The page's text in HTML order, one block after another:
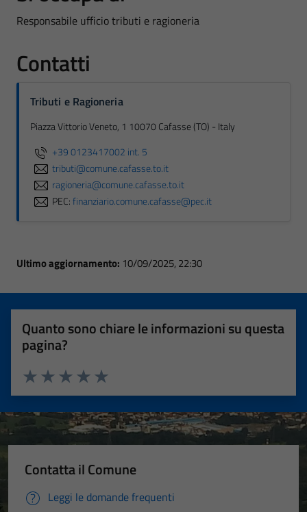
Responsabile ufficio tributi e ragioneria
Contatti
Tributi e Ragioneria
Piazza Vittorio Veneto, 1 10070 Cafasse (TO) - Italy
+39 0123417002 int. 5
tributi@comune.cafasse.to.it
ragioneria@comune.cafasse.to.it
PEC:finanziario.comune.cafasse@pec.it
Ultimo aggiornamento: 10/09/2025, 22:30
Quanto sono chiare le informazioni su questa
pagina?
Valuta 5 stelle su 5
Valuta 4 stelle su 5
Valuta 3 stelle su 5
Valuta 2 stelle su 5
Valuta 1 stelle su 5
Contatta il Comune
Leggi le domande frequenti